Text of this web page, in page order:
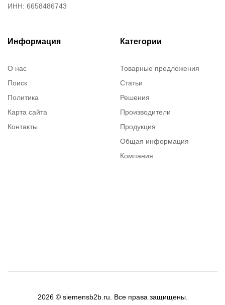
ИНН: 6658486743
Информация
О нас
Поиск
Политика
Карта сайта
Контакты
Категории
Товарные предложения
Статьи
Решения
Производители
Продукция
Общая информация
Компания
2026 © siemensb2b.ru. Все права защищены.